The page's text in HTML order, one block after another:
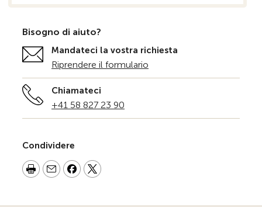
Bisogno di aiuto?
Mandateci la vostra richiesta
Riprendere il formulario
Chiamateci
+41 58 827 23 90
Condividere